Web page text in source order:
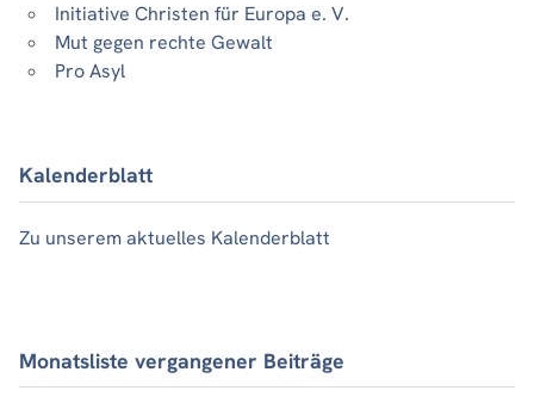
Initiative Christen für Europa e. V.
Mut gegen rechte Gewalt
Pro Asyl
Kalenderblatt
Zu unserem aktuelles Kalenderblatt
Monatsliste vergangener Beiträge